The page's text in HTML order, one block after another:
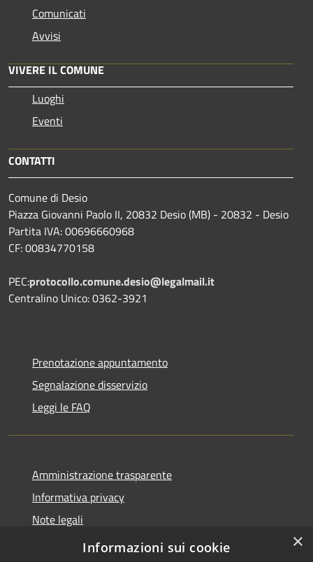
Comunicati
Avvisi
VIVERE IL COMUNE
Luoghi
Eventi
CONTATTI
Comune di Desio
Piazza Giovanni Paolo II, 20832 Desio (MB) - 20832 - Desio
Partita IVA: 00696660968
CF: 00834770158
PEC:protocollo.comune.desio@legalmail.it
Centralino Unico: 0362-3921
Prenotazione appuntamento
Segnalazione disservizio
Leggi le FAQ
Amministrazione trasparente
Informativa privacy
Note legali
Dichiarazione di accessibilità
×
Informazioni sui cookie